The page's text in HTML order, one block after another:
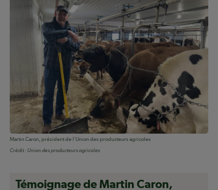
Martin Caron, président de l'Union des producteurs agricoles
Crédit : Union des producteurs agricoles
Témoignage de Martin Caron,